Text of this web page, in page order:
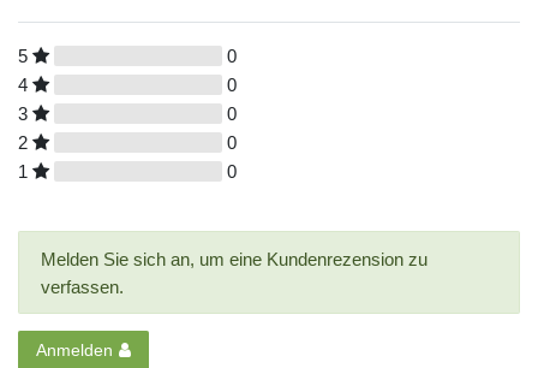
5
0
4
0
3
0
2
0
1
0
Melden Sie sich an, um eine Kundenrezension zu
verfassen.
Anmelden